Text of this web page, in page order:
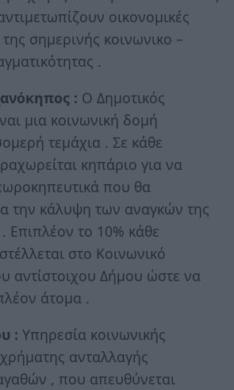
οικονομικές
σημερινής κοινωνικο –
.
: Ο Δημοτικός
μια κοινωνική δομή
τεμάχια . Σε κάθε
κηπάριο για να
που θα
την κάλυψη των αναγκών της
. Επιπλέον το 10% κάθε
στο Κοινωνικό
αντίστοιχου Δήμου ώστε να
άτομα .
: Υπηρεσία κοινωνικής
ανταλλαγής
, που απευθύνεται